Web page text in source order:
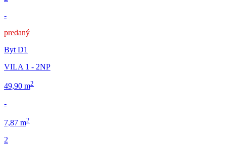
-
predaný
Byt D1
VILA 1 - 2NP
49,90 m2
-
7,87 m2
2